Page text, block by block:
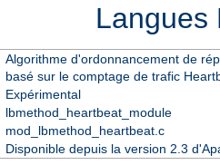
Algorithme d'ordonnancement de
basé sur le comptage de trafic
Expérimental
lbmethod_heartbeat_module
mod_lbmethod_heartbeat.c
Disponible depuis la version 2.3